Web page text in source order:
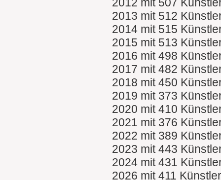
2012 mit 507
2013 mit 512
2014 mit 515
2015 mit 513
2016 mit 498
2017 mit 482
2018 mit 450
2019 mit 373
2020 mit 410
2021 mit 376
2022 mit 389
2023 mit 443
2024 mit 431
2026 mit 411